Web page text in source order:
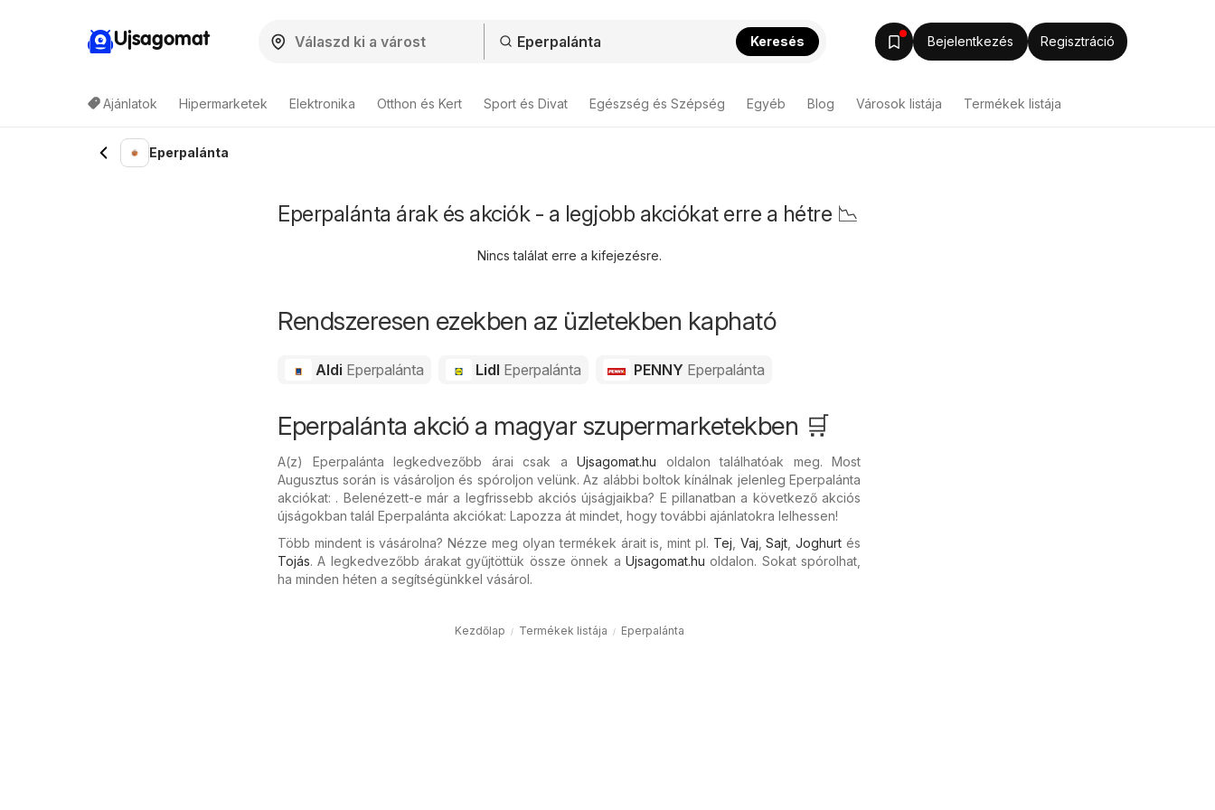
Ujsagomat Keresés Bejelentkezés Regisztráció
Ajánlatok Hipermarketek Elektronika Otthon és Kert Sport és Divat Egészség és Szépség Egyéb Blog Városok listája Termékek listája
Eperpalánta
Eperpalánta árak és akciók - a legjobb akciókat erre a hétre 📉
Nincs találat erre a kifejezésre.
Rendszeresen ezekben az üzletekben kapható
Aldi Eperpalánta Lidl Eperpalánta PENNY Eperpalánta
Eperpalánta akció a magyar szupermarketekben 🛒
A(z) Eperpalánta legkedvezőbb árai csak a Ujsagomat.hu oldalon találhatóak meg. Most
Augusztus során is vásároljon és spóroljon velünk. Az alábbi boltok kínálnak jelenleg Eperpalánta
akciókat: . Belenézett-e már a legfrissebb akciós újságjaikba? E pillanatban a következő akciós
újságokban talál Eperpalánta akciókat: Lapozza át mindet, hogy további ajánlatokra lelhessen!
Több mindent is vásárolna? Nézze meg olyan termékek árait is, mint pl. Tej Vaj ,Sajt ,Joghurt és
Tojás. A legkedvezőbb árakat gyűjtöttük össze önnek a Ujsagomat.hu oldalon. Sokat spórolhat,
ha minden héten a segítségünkkel vásárol.
Kezdőlap Termékek listája Eperpalánta